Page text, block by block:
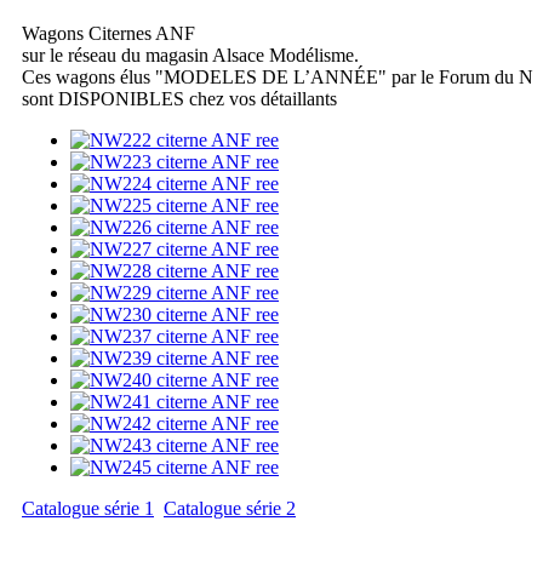
Wagons Citernes ANF
sur le réseau du magasin Alsace Modélisme.
Ces wagons élus "MODELES DE L’ANNÉE" par le Forum du N
sont DISPONIBLES chez vos détaillants
Catalogue série 1 Catalogue série 2